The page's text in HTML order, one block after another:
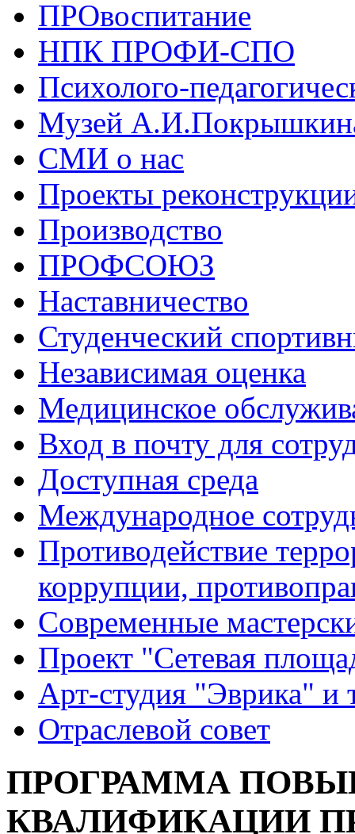
ПРОвоспитание
НПК ПРОФИ-СПО
Психолого-
Музей
СМИ о нас
Проекты
Производство
ПРОФСОЮЗ
Наставничество
Студенческий
Независимая оценка
Медицинское
Вход в почту для
Доступная среда
Международное
Противодействие
коррупции,
Современные
Проект "Сетевая
Арт-студия "Эврика" и
Отраслевой совет
ПРОГРАММА
КВАЛИФИКАЦИИ